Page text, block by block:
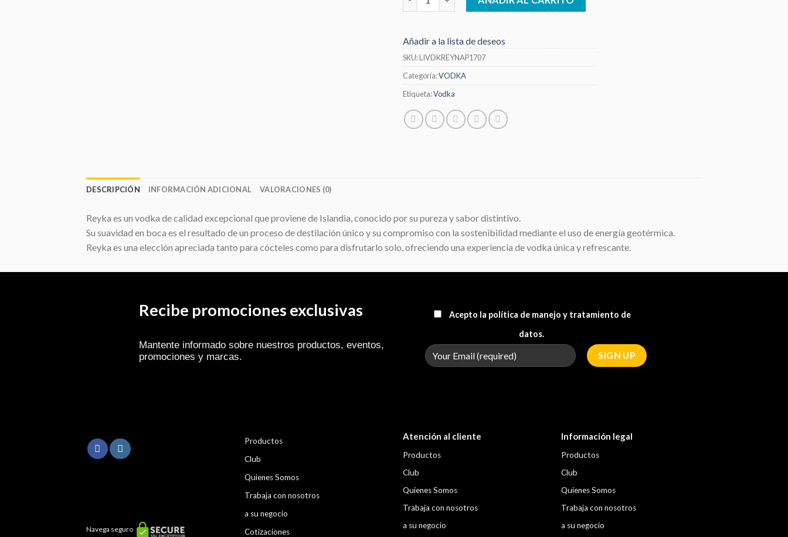
Añadir a la lista de deseos
SKU:LIVDKREYNAP1707
Categoría:VODKA
Etiqueta:Vodka
DESCRIPCIÓN INFORMACIÓN ADICIONAL VALORACIONES (0)
Reyka es un vodka de calidad excepcional que proviene de Islandia, conocido por su pureza y sabor distintivo.
Su suavidad en boca es el resultado de un proceso de destilación único y su compromiso con la sostenibilidad mediante el uso de energía geotérmica.
Reyka es una elección apreciada tanto para cócteles como para disfrutarlo solo, ofreciendo una experiencia de vodka única y refrescante.
Recibe promociones exclusivas
Mantente informado sobre nuestros productos, eventos,
promociones y marcas.
Acepto la política de manejo y tratamiento de
datos.
Navega seguro
Productos
Club
Quienes Somos
Trabaja con nosotros
a su negocio
Cotizaciones
Atención al cliente
Productos
Club
Quienes Somos
Trabaja con nosotros
a su negocio
Información legal
Productos
Club
Quienes Somos
Trabaja con nosotros
a su negocio